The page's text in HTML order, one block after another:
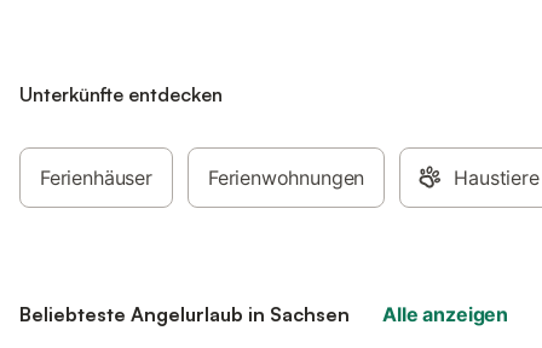
Unterkünfte entdecken
Ferienhäuser Ferienwohnungen
Beliebteste Angelurlaub in Sachsen Alle anzeigen